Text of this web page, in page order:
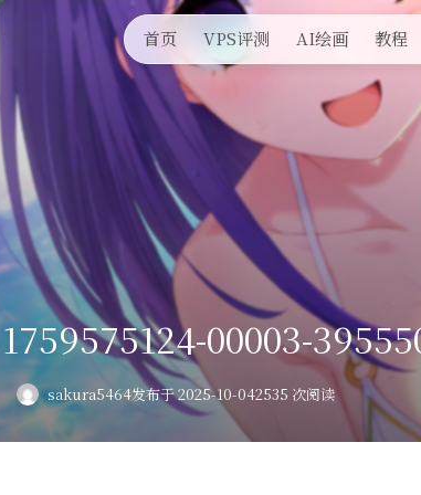
首页 VPS评测 AI绘画 教程
1759575124-00003-
sakura5464发布于 2025-10-042535 次阅读